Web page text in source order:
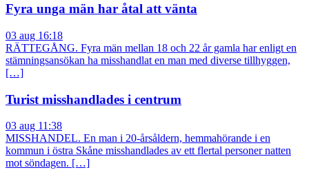
Fyra unga män har åtal att vänta
03 aug 16:18
RÄTTEGÅNG. Fyra män mellan 18 och 22 år gamla har enligt en
stämningsansökan ha misshandlat en man med diverse tillhyggen,
[…]
Turist misshandlades i centrum
03 aug 11:38
MISSHANDEL. En man i 20-årsåldern, hemmahörande i en
kommun i östra Skåne misshandlades av ett flertal personer natten
mot söndagen. […]